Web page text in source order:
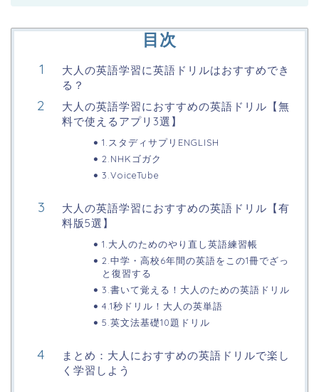
目次
大人の英語学習に英語ドリルはおすすめでき
る？
大人の英語学習におすすめの英語ドリル【無
料で使えるアプリ3選】
1.スタディサプリENGLISH
2.NHKゴガク
3.VoiceTube
大人の英語学習におすすめの英語ドリル【有
料版5選】
1.​​大人のためのやり直し英語練習帳
2.中学・高校6年間の英語をこの1冊でざっ
と復習する
3.書いて覚える！大人のための英語ドリル
4.1秒ドリル！大人の英単語
5.英文法基礎10題ドリル
まとめ：大人におすすめの英語ドリルで楽し
く学習しよう